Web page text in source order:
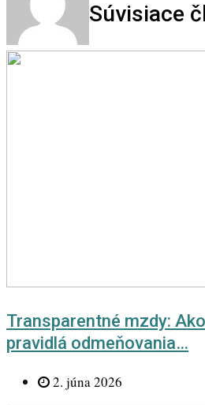
Súvisiace
Transparentné mzdy:
pravidlá odmeňovania…
2. júna 2026